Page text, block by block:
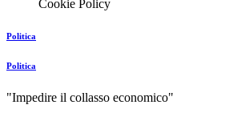
Cookie Policy
Politica
Politica
"Impedire il collasso economico"